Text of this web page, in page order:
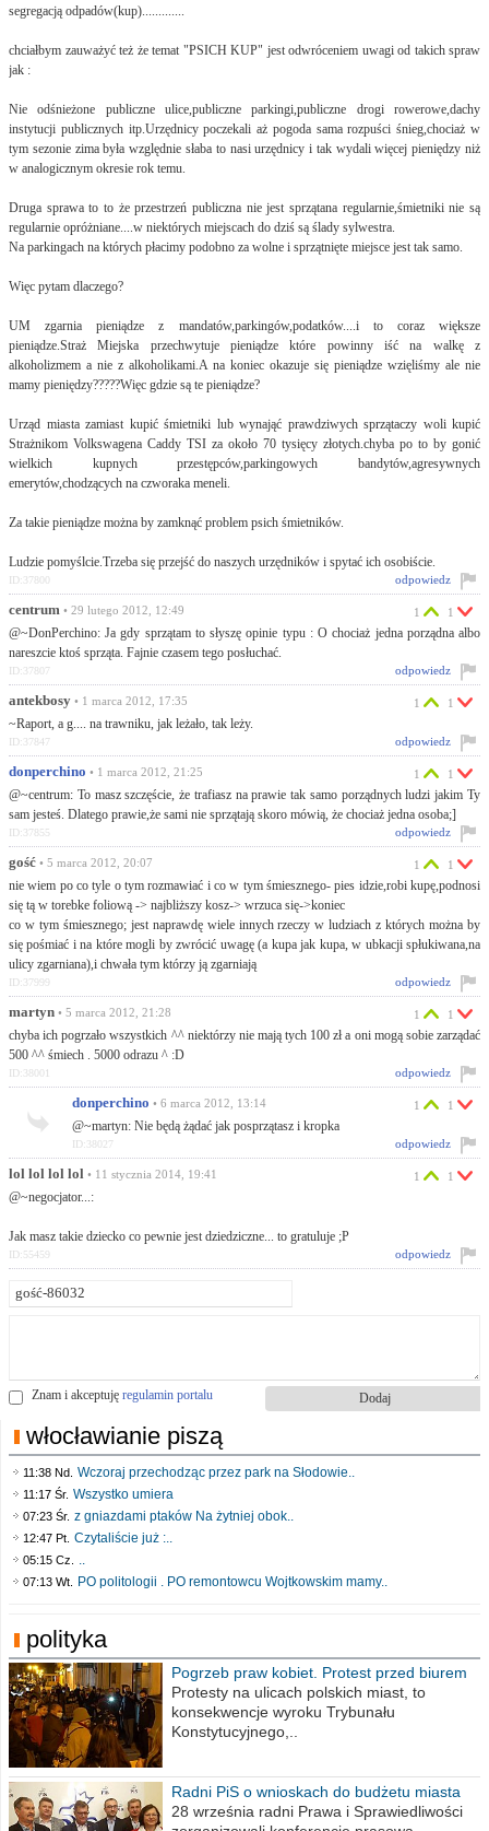
segregacją odpadów(kup).............
chciałbym zauważyć też że temat "PSICH KUP" jest odwróceniem uwagi od takich spraw
jak :
Nie odśnieżone publiczne ulice,publiczne parkingi,publiczne drogi rowerowe,dachy
instytucji publicznych itp.Urzędnicy poczekali aż pogoda sama rozpuści śnieg,chociaż w
tym sezonie zima była względnie słaba to nasi urzędnicy i tak wydali więcej pieniędzy niż
w analogicznym okresie rok temu.
Druga sprawa to to że przestrzeń publiczna nie jest sprzątana regularnie,śmietniki nie są
regularnie opróżniane....w niektórych miejscach do dziś są ślady sylwestra.
Na parkingach na których płacimy podobno za wolne i sprzątnięte miejsce jest tak samo.
Więc pytam dlaczego?
UM zgarnia pieniądze z mandatów,parkingów,podatków....i to coraz większe
pieniądze.Straż Miejska przechwytuje pieniądze które powinny iść na walkę z
alkoholizmem a nie z alkoholikami.A na koniec okazuje się pieniądze wzięliśmy ale nie
mamy pieniędzy?????Więc gdzie są te pieniądze?
Urząd miasta zamiast kupić śmietniki lub wynająć prawdziwych sprzątaczy woli kupić
Strażnikom Volkswagena Caddy TSI za około 70 tysięcy złotych.chyba po to by gonić
wielkich kupnych przestępców,parkingowych bandytów,agresywnych
emerytów,chodzących na czworaka meneli.
Za takie pieniądze można by zamknąć problem psich śmietników.
Ludzie pomyślcie.Trzeba się przejść do naszych urzędników i spytać ich osobiście.
odpowiedz
ID:37800
centrum • 29 lutego 2012, 12:49
@~DonPerchino: Ja gdy sprzątam to słyszę opinie typu : O chociaż jedna porządna albo
nareszcie ktoś sprząta. Fajnie czasem tego posłuchać.
1 1
odpowiedz
ID:37807
antekbosy • 1 marca 2012, 17:35
~Raport, a g.... na trawniku, jak leżało, tak leży.
1 1
odpowiedz
ID:37847
donperchino • 1 marca 2012, 21:25
@~centrum: To masz szczęście, że trafiasz na prawie tak samo porządnych ludzi jakim Ty
sam jesteś. Dlatego prawie,że sami nie sprzątają skoro mówią, że chociaż jedna osoba;]
1 1
odpowiedz
ID:37855
gość • 5 marca 2012, 20:07
nie wiem po co tyle o tym rozmawiać i co w tym śmiesznego- pies idzie,robi kupę,podnosi
się tą w torebke foliową -> najbliższy kosz-> wrzuca się->koniec
co w tym śmiesznego; jest naprawdę wiele innych rzeczy w ludziach z których można by
się pośmiać i na które mogli by zwrócić uwagę (a kupa jak kupa, w ubkacji spłukiwana,na
ulicy zgarniana),i chwała tym którzy ją zgarniają
1 1
odpowiedz
ID:37999
martyn • 5 marca 2012, 21:28
chyba ich pogrzało wszystkich ^^ niektórzy nie mają tych 100 zł a oni mogą sobie zarządać
500 ^^ śmiech . 5000 odrazu ^ :D
1 1
odpowiedz
ID:38001
donperchino • 6 marca 2012, 13:14
@~martyn: Nie będą żądać jak posprzątasz i kropka
1 1
odpowiedz
ID:38027
lol lol lol lol • 11 stycznia 2014, 19:41
@~negocjator...:
Jak masz takie dziecko co pewnie jest dziedziczne... to gratuluje ;P
1 1
odpowiedz
ID:55459
Znam i akceptuję regulamin portalu
włocławianie piszą
11:38 Nd. Wczoraj przechodząc przez park na Słodowie..
11:17 Śr. Wszystko umiera
07:23 Śr. z gniazdami ptaków Na żytniej obok..
12:47 Pt. Czytaliście już :..
05:15 Cz. ..
07:13 Wt. PO politologii . PO remontowcu Wojtkowskim mamy..
polityka
Pogrzeb praw kobiet. Protest przed biurem
poselskim PiS
Protesty na ulicach polskich miast, to
konsekwencje wyroku Trybunału
Konstytucyjnego,..
Radni PiS o wnioskach do budżetu miasta
na 2021 rok
28 września radni Prawa i Sprawiedliwości